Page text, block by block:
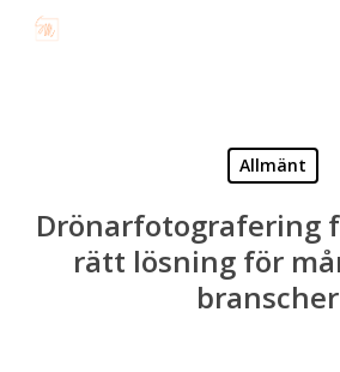
Allmänt
Drönarfotografering
rätt lösning för
branscher